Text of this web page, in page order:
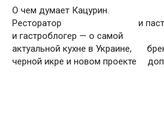
О чем думает Кацурин.
Ресторатор
и гастроблогер — о самой
актуальной кухне в Украине,
черной икре и новом проекте
и